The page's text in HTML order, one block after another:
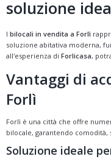
soluzione
I bilocali in vendita a Forlì
soluzione abitativa moderna,
all'esperienza di Forlicasa,
Vantaggi di
Forlì
Forlì è una città che offre
bilocale, garantendo comodità,
Soluzione ideale